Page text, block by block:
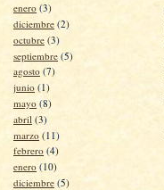
enero (3)
diciembre (2)
octubre (3)
septiembre (5)
agosto (7)
junio (1)
mayo (8)
abril (3)
marzo (11)
febrero (4)
enero (10)
diciembre (5)